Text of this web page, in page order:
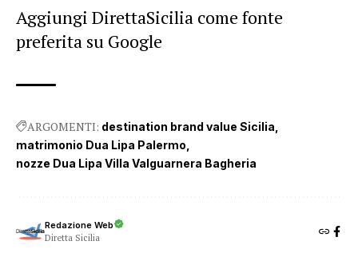
Aggiungi DirettaSicilia come fonte
preferita su Google
ARGOMENTI: destination brand value Sicilia
matrimonio Dua Lipa Palermo
nozze Dua Lipa Villa Valguarnera Bagheria
Redazione Web
Diretta Sicilia